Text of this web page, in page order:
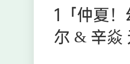
1「仲夏
尔 & 辛焱